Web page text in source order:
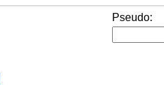
Pseudo: